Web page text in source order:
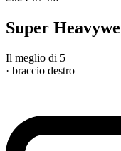
Super
Il meglio di 5
· braccio destro